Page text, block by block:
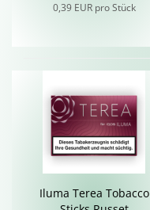
0,39 EUR pro Stück
Iluma Terea To­bac­co